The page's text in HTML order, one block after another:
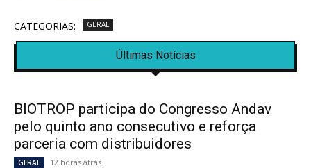
CATEGORIAS: GERAL
Últimas Notícias
BIOTROP participa do Congresso Andav
pelo quinto ano consecutivo e reforça
parceria com distribuidores
GERAL 12 horas atrás